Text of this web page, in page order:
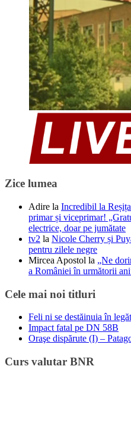
Zice lumea
Adire la Incredibil la
primar și viceprimar!
electrice, doar pe jumătate
tv2 la Nicole Cherry și
pentru zilele negre
Mircea Apostol la „Ne
a României în următorii
Cele mai noi titluri
Feli ni se destăinuia în
Impact fatal pe DN 58B
Oraşe dispărute (I) –
Curs valutar BNR